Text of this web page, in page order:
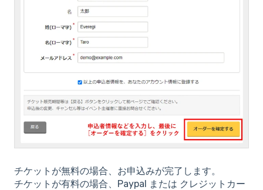
チケットが無料の場合、お申込みが完了します。
チケットが有料の場合、Paypal または クレジットカー